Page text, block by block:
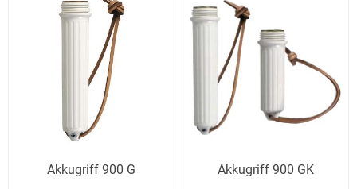
Akkugriff 900 G Akkugriff 900 GK